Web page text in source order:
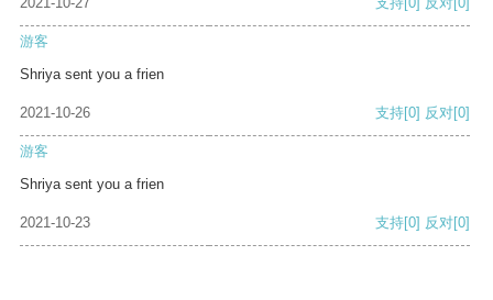
游客
Shriya sent you a frien
2021-10-26 支持[0] 反对[0]
游客
Shriya sent you a frien
2021-10-23 支持[0] 反对[0]